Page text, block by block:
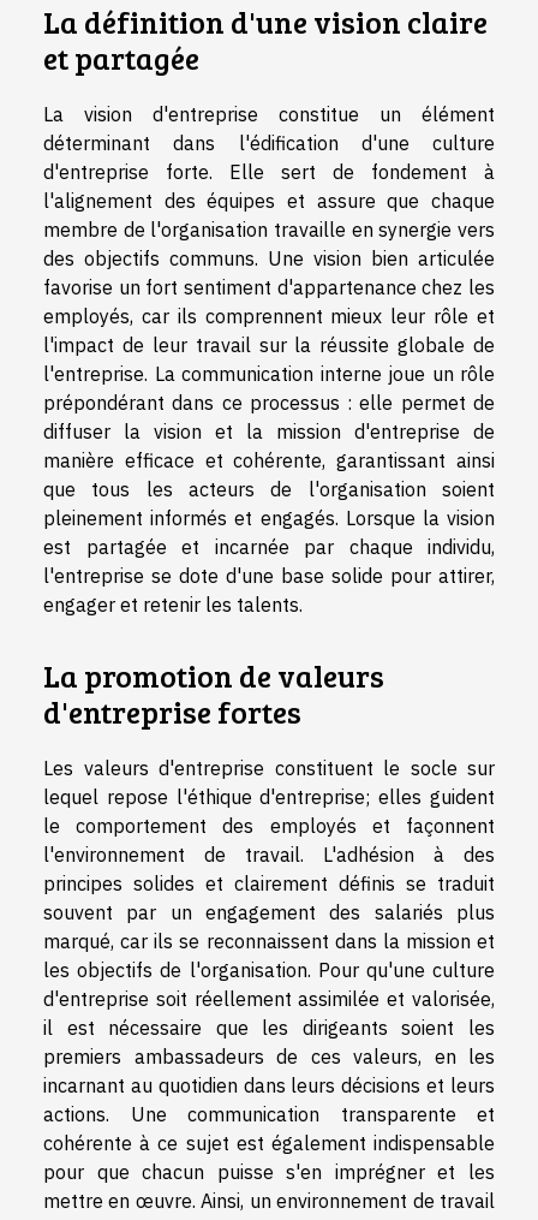
La définition d'une vision claire
et partagée
La vision d'entreprise constitue un élément
déterminant dans l'édification d'une culture
d'entreprise forte. Elle sert de fondement à
l'alignement des équipes et assure que chaque
membre de l'organisation travaille en synergie vers
des objectifs communs. Une vision bien articulée
favorise un fort sentiment d'appartenance chez les
employés, car ils comprennent mieux leur rôle et
l'impact de leur travail sur la réussite globale de
l'entreprise. La communication interne joue un rôle
prépondérant dans ce processus : elle permet de
diffuser la vision et la mission d'entreprise de
manière efficace et cohérente, garantissant ainsi
que tous les acteurs de l'organisation soient
pleinement informés et engagés. Lorsque la vision
est partagée et incarnée par chaque individu,
l'entreprise se dote d'une base solide pour attirer,
engager et retenir les talents.
La promotion de valeurs
d'entreprise fortes
Les valeurs d'entreprise constituent le socle sur
lequel repose l'éthique d'entreprise; elles guident
le comportement des employés et façonnent
l'environnement de travail. L'adhésion à des
principes solides et clairement définis se traduit
souvent par un engagement des salariés plus
marqué, car ils se reconnaissent dans la mission et
les objectifs de l'organisation. Pour qu'une culture
d'entreprise soit réellement assimilée et valorisée,
il est nécessaire que les dirigeants soient les
premiers ambassadeurs de ces valeurs, en les
incarnant au quotidien dans leurs décisions et leurs
actions. Une communication transparente et
cohérente à ce sujet est également indispensable
pour que chacun puisse s'en imprégner et les
mettre en œuvre. Ainsi, un environnement de travail